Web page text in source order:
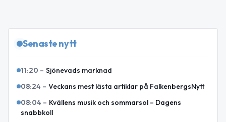
Senaste nytt
11:20 – Sjönevads marknad
08:24 – Veckans mest lästa artiklar på FalkenbergsNytt
08:04 – Kvällens musik och sommarsol – Dagens
snabbkoll